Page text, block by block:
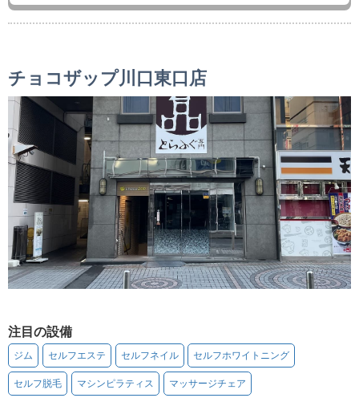
チョコザップ川口東口店
注目の設備
ジム セルフエステ セルフネイル セルフホワイトニング
セルフ脱毛 マシンピラティス マッサージチェア